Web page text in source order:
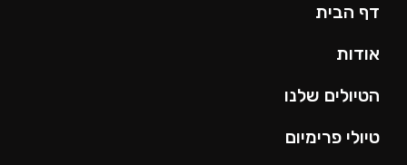
דף הבית
אודות
הטיולים שלנו
טיולי פרימיום